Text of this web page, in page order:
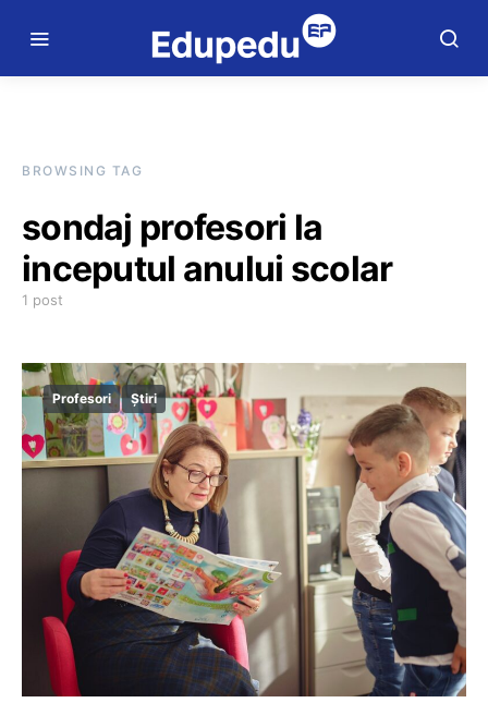
BROWSING TAG
sondaj profesori la
inceputul anului scolar
1 post
Profesori Știri